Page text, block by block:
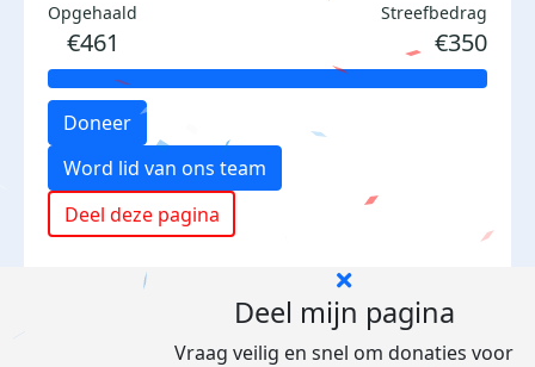
Opgehaald
€461
Streefbedrag
€350
Doneer
Word lid van ons team
Deel deze pagina
Deel mijn pagina
Vraag veilig en snel om donaties voor